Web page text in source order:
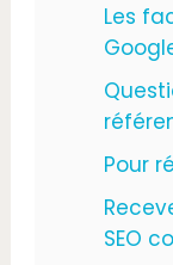
Les
Pour
SEO